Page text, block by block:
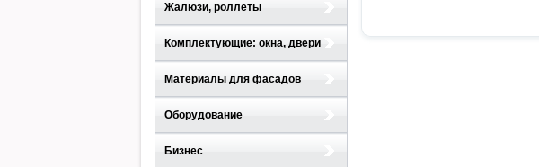
Жалюзи, роллеты
Комплектующие: окна, двери
Материалы для фасадов
Оборудование
Бизнес